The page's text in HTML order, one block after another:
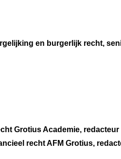
en burgerlijk recht,
Grotius Academie,
recht AFM Grotius,